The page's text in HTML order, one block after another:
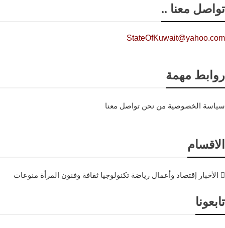
تواصل معنا ..
StateOfKuwait@yahoo.com
روابط مهمة
سياسة الخصوصية من نحن تواصل معنا
الاقسام
الأخبار إقتصاد وأعمال رياضة تكنولوجيا ثقافة وفنون المرأة منوعات
تابعونا